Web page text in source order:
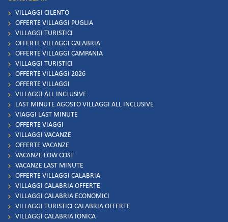
VILLAGGI CILENTO
OFFERTE VILLAGGI PUGLIA
VILLAGGI TURISTICI
OFFERTE VILLAGGI CALABRIA
OFFERTE VILLAGGI CAMPANIA
VILLAGGI TURISTICI
OFFERTE VILLAGGI 2026
OFFERTE VILLAGGI
VILLAGGI ALL INCLUSIVE
LAST MINUTE AGOSTO VILLAGGI ALL INCLUSIVE
VIAGGI LAST MINUTE
OFFERTE VIAGGI
VILLAGGI VACANZE
OFFERTE VACANZE
VACANZE LOW COST
VACANZE LAST MINUTE
OFFERTE VILLAGGI CALABRIA
VILLAGGI CALABRIA OFFERTE
VILLAGGI CALABRIA ECONOMICI
VILLAGGI TURISTICI CALABRIA OFFERTE
VILLAGGI CALABRIA IONICA